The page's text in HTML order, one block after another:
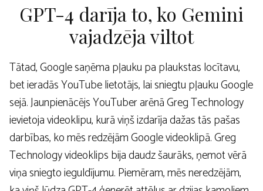
GPT-4 darīja to, ko Gemini
vajadzēja viltot
Tātad, Google saņēma pļauku pa plaukstas locītavu,
bet ieradās YouTube lietotājs, lai sniegtu pļauku Google
sejā. Jaunpienācējs YouTuber arēnā Greg Technology
ievietoja videoklipu, kurā viņš izdarīja dažas tās pašas
darbības, ko mēs redzējām Google videoklipā. Greg
Technology videoklips bija daudz šaurāks, ņemot vērā
viņa sniegto ieguldījumu. Piemēram, mēs neredzējām,